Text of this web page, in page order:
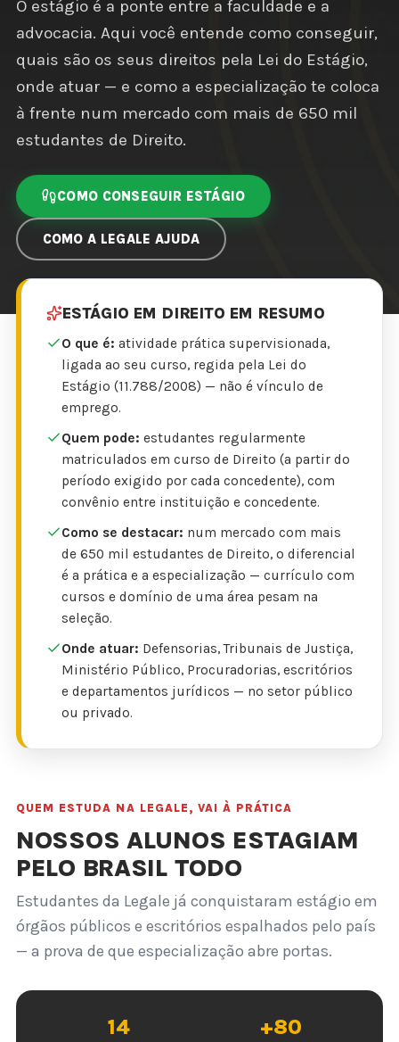
O estágio é a ponte entre a faculdade e a
advocacia. Aqui você entende como conseguir,
quais são os seus direitos pela Lei do Estágio,
onde atuar — e como a especialização te coloca
à frente num mercado com mais de 650 mil
estudantes de Direito.
COMO CONSEGUIR ESTÁGIO
COMO A LEGALE AJUDA
ESTÁGIO EM DIREITO EM RESUMO
O que é: atividade prática supervisionada,
ligada ao seu curso, regida pela Lei do
Estágio (11.788/2008) — não é vínculo de
emprego.
Quem pode: estudantes regularmente
matriculados em curso de Direito (a partir do
período exigido por cada concedente), com
convênio entre instituição e concedente.
Como se destacar: num mercado com mais
de 650 mil estudantes de Direito, o diferencial
é a prática e a especialização — currículo com
cursos e domínio de uma área pesam na
seleção.
Onde atuar: Defensorias, Tribunais de Justiça,
Ministério Público, Procuradorias, escritórios
e departamentos jurídicos — no setor público
ou privado.
QUEM ESTUDA NA LEGALE, VAI À PRÁTICA
NOSSOS ALUNOS ESTAGIAM
PELO BRASIL TODO
Estudantes da Legale já conquistaram estágio em
órgãos públicos e escritórios espalhados pelo país
— a prova de que especialização abre portas.
14 +80